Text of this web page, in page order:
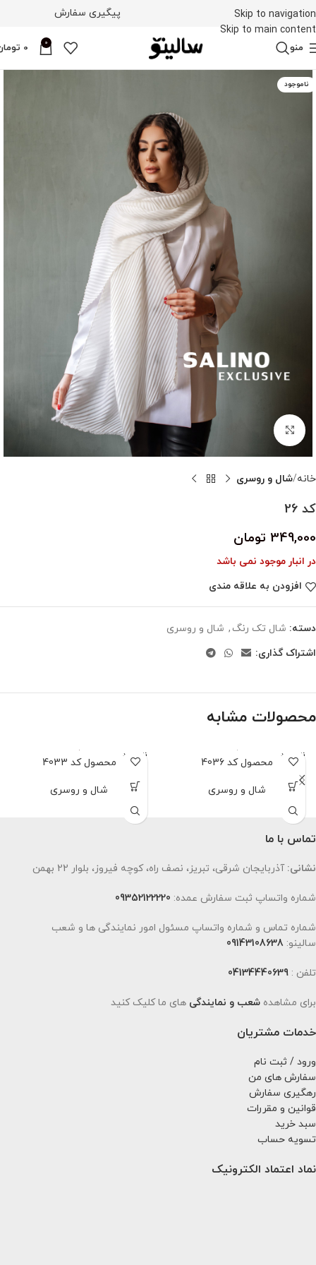
Skip to navigation
Skip to main content
پیگیری سفارش
منو 0
0
ناموجود
بزرگنمایی تصویر
خانه شال و روسری
کد 26
349,000 تومان
در انبار موجود نمی باشد
افزودن به علاقه مندی
دسته: شال تک رنگ , شال و روسری
اشتراک گذاری:
محصولات مشابه
ناموجود
محصول کد 4036
شال و روسری
ناموجود
محصول کد 4033
شال و روسری
تماس با ما
نشانی: آذربایجان شرقی، تبریز، نصف راه، کوچه فیروز، بلوار 22 بهمن
شماره واتساپ ثبت سفارش عمده: 09352122220
شماره تماس و شماره واتساپ مسئول امور نمایندگی ها و شعب
سالینو: 09143108638
تلفن : 04134440639
برای مشاهده شعب و نمایندگی های ما کلیک کنید
خدمات مشتریان
ورود / ثبت نام
سفارش های من
رهگیری سفارش
قوانین و مقررات
سبد خرید
تسویه حساب
نماد اعتماد الکترونیک